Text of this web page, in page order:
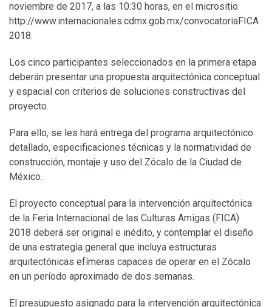
noviembre de 2017, a las 10:30 horas, en el micrositio:
http://www.internacionales.cdmx.gob.mx/convocatoriaFICA
2018.
Los cinco participantes seleccionados en la primera etapa
deberán presentar una propuesta arquitectónica conceptual
y espacial con criterios de soluciones constructivas del
proyecto.
Para ello, se les hará entrega del programa arquitectónico
detallado, especificaciones técnicas y la normatividad de
construcción, montaje y uso del Zócalo de la Ciudad de
México.
El proyecto conceptual para la intervención arquitectónica
de la Feria Internacional de las Culturas Amigas (FICA)
2018 deberá ser original e inédito, y contemplar el diseño
de una estrategia general que incluya estructuras
arquitectónicas efímeras capaces de operar en el Zócalo
en un período aproximado de dos semanas.
El presupuesto asignado para la intervención arquitectónica